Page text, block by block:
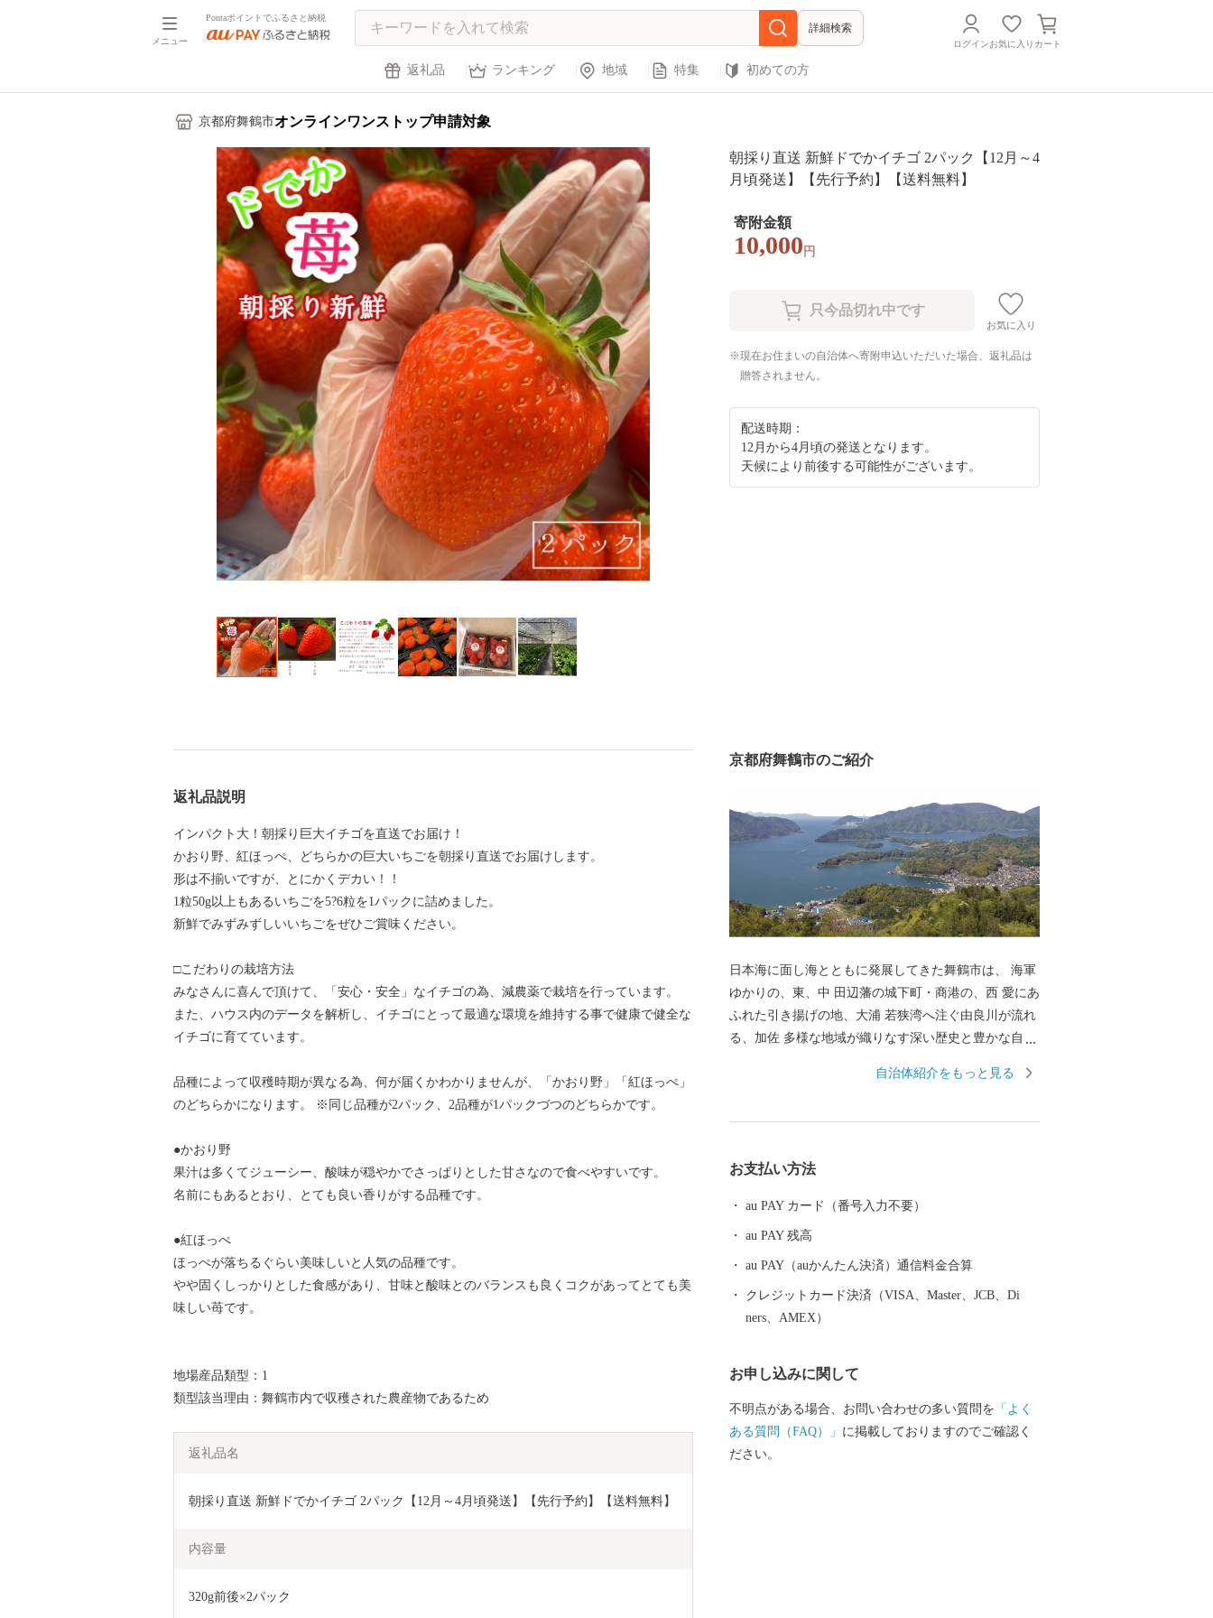
メニュー
Pontaポイントでふるさと納税
詳細検索
ログインお気に入り カート
返礼品 ランキング 地域 特集 初めての方
京都府舞鶴市オンラインワンストップ申請対象
朝採り直送 新鮮ドでかイチゴ 2パック【12月～4
月頃発送】【先行予約】【送料無料】
寄附金額
10,000 円
お気に入り
現在お住まいの自治体へ寄附申込いただいた場合、返礼品は
贈答されません。
配送時期：
12月から4月頃の発送となります。
天候により前後する可能性がございます。
返礼品説明
インパクト大！朝採り巨大イチゴを直送でお届け！
かおり野、紅ほっぺ、どちらかの巨大いちごを朝採り直送でお届けします。
形は不揃いですが、とにかくデカい！！
1粒50g以上もあるいちごを5?6粒を1パックに詰めました。
新鮮でみずみずしいいちごをぜひご賞味ください。
□こだわりの栽培方法
みなさんに喜んで頂けて、「安心・安全」なイチゴの為、減農薬で栽培を行っています。
また、ハウス内のデータを解析し、イチゴにとって最適な環境を維持する事で健康で健全な
イチゴに育てています。
品種によって収穫時期が異なる為、何が届くかわかりませんが、「かおり野」「紅ほっぺ」
のどちらかになります。 ※同じ品種が2パック、2品種が1パックづつのどちらかです。
●かおり野
果汁は多くてジューシー、酸味が穏やかでさっぱりとした甘さなので食べやすいです。
名前にもあるとおり、とても良い香りがする品種です。
●紅ほっぺ
ほっぺが落ちるぐらい美味しいと人気の品種です。
やや固くしっかりとした食感があり、甘味と酸味とのバランスも良くコクがあってとても美
味しい苺です。
地場産品類型：1
類型該当理由：舞鶴市内で収穫された農産物であるため
返礼品名
朝採り直送 新鮮ドでかイチゴ 2パック【12月～4月頃発送】【先行予約】【送料無料】
内容量
320g前後×2パック
京都府舞鶴市のご紹介
日本海に面し海とともに発展してきた舞鶴市は、 海軍
ゆかりの、東、中 田辺藩の城下町・商港の、西 愛にあ
ふれた引き揚げの地、大浦 若狭湾へ注ぐ由良川が流れ
る、加佐 多様な地域が織りなす深い歴史と豊かな自然
ふるさと納税を通じて、ユネスコ世界記憶遺産に登録
産を生かしたまちづくりを推進します。
自治体紹介をもっと見る
お支払い方法
au PAY カード（番号入力不要）
au PAY 残高
au PAY（auかんたん決済）通信料金合算
クレジットカード決済（VISA、Master、JCB、Di
ners、AMEX）
お申し込みに関して
不明点がある場合、お問い合わせの多い質問を 「よく
ある質問（FAQ）」 に掲載しておりますのでご確認く
ださい。